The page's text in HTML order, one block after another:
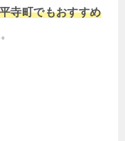
寺町でもおすすめ